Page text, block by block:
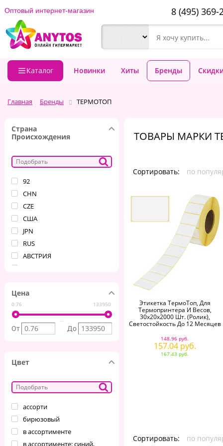
Оптовый интернет-магазин 8 (495) 369-
Каталог Новинки Хиты Бренды
Главная Бренды ТЕРМОТОП
Страна
Происхождения
92
CHN
CZE
CША
JPN
RUS
АВСТРИЯ
Бангладеш
Беларусь
Бельгия
ВВ2628-1
Великобритания
Венгерская Республика
Венгрия
Вьетнам
Германия
ГЕРМАНИЯ
Цена
0.76 133950
От До
Цвет
ассорти
бирюзовый
в ассортименте
в ассортименте: синий,
ТОВАРЫ МАРКИ
Сортировать:
по
Этикетка ТермоТоп, Для
Термопринтера И Весов,
30х20х2000 Шт. (ролик),
Светостойкость До 12 Месяцев
148.96 руб.
157.04 руб.
167.43 руб.
Сортировать:
по